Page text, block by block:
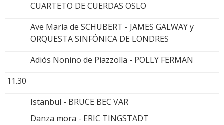
CUARTETO DE CUERDAS OSLO
Ave María de SCHUBERT - JAMES GALWAY y
ORQUESTA SINFÓNICA DE LONDRES
Adiós Nonino de Piazzolla - POLLY FERMAN
11.30
Istanbul - BRUCE BEC VAR
Danza mora - ERIC TINGSTADT